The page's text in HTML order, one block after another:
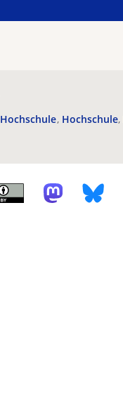
Hochschule Hochschule